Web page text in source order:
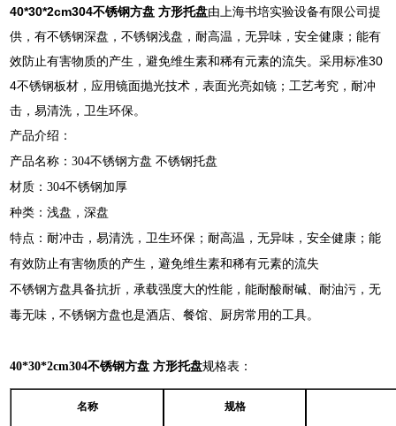
40*30*2cm304不锈钢方盘 方形托盘由上海书培实验设备有限公司提
供，有不锈钢深盘，不锈钢浅盘，耐高温，无异味，安全健康；能有
效防止有害物质的产生，避免维生素和稀有元素的流失。采用标准30
4不锈钢板材，应用镜面抛光技术，表面光亮如镜；工艺考究，耐冲
击，易清洗，卫生环保。
产品介绍：
产品名称：304不锈钢方盘 不锈钢托盘
材质：304不锈钢加厚
种类：浅盘，深盘
特点：耐冲击，易清洗，卫生环保；耐高温，无异味，安全健康；能
有效防止有害物质的产生，避免维生素和稀有元素的流失
不锈钢方盘具备抗折，承载强度大的性能，能耐酸耐碱、耐油污，无
毒无味，不锈钢方盘也是酒店、餐馆、厨房常用的工具。
40*30*2cm304不锈钢方盘 方形托盘规格表：
名称 规格